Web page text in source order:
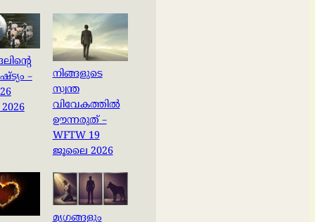
–
നിങ്ങളുടെ
സ്വന്ത
വിവേകത്തിൽ
ഊന്നരുത് –
WFTW 19
ജൂലൈ 2026
മൃഗങ്ങളും